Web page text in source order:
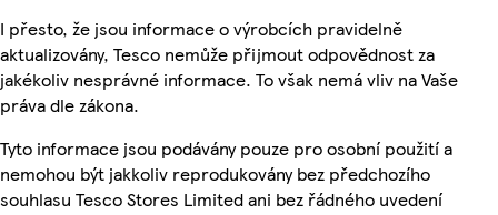
I přesto, že jsou informace o výrobcích pravidelně
aktualizovány, Tesco nemůže přijmout odpovědnost za
jakékoliv nesprávné informace. To však nemá vliv na Vaše
práva dle zákona.
Tyto informace jsou podávány pouze pro osobní použití a
nemohou být jakkoliv reprodukovány bez předchozího
souhlasu Tesco Stores Limited ani bez řádného uvedení